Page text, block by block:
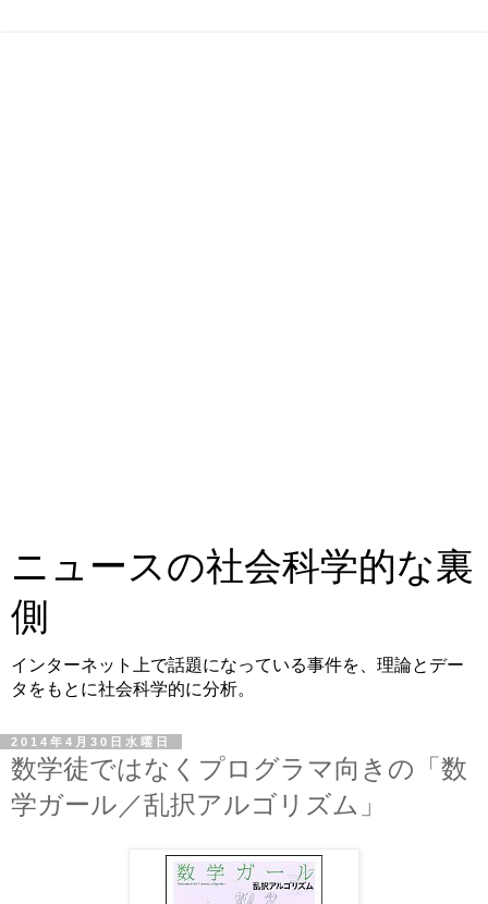
ニュースの社会科学的な裏
側
インターネット上で話題になっている事件を、理論とデー
タをもとに社会科学的に分析。
2014年4月30日水曜日
数学徒ではなくプログラマ向きの「数
学ガール／乱択アルゴリズム」